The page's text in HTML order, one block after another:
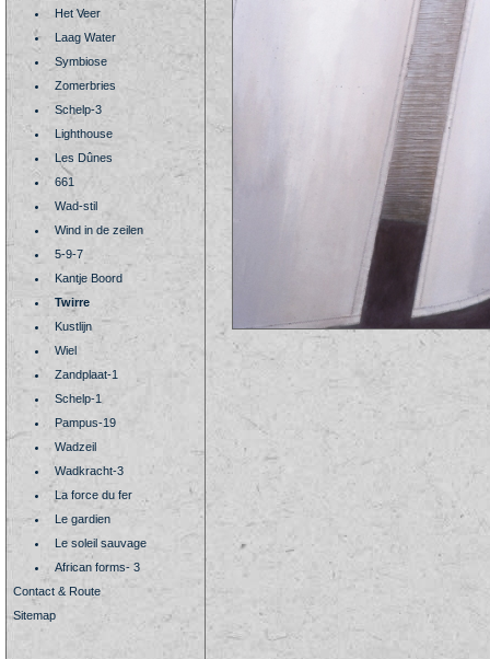
Het Veer
Laag Water
Symbiose
Zomerbries
Schelp-3
Lighthouse
Les Dûnes
661
Wad-stil
Wind in de zeilen
5-9-7
Kantje Boord
Twirre
Kustlijn
Wiel
Zandplaat-1
Schelp-1
Pampus-19
Wadzeil
Wadkracht-3
La force du fer
Le gardien
Le soleil sauvage
African forms- 3
Contact & Route
Sitemap